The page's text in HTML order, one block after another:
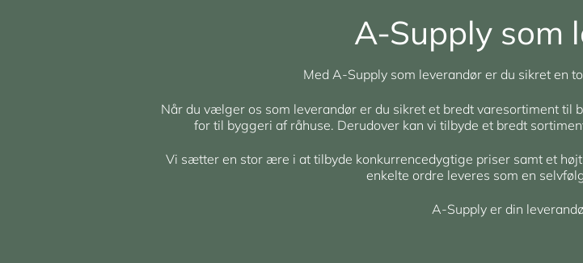
A-Supply som
Med A-Supply som leverandør er du sikret en
Når du vælger os som leverandør er du sikret et bredt varesortiment til
for til byggeri af råhuse. Derudover kan vi tilbyde et bredt
Vi sætter en stor ære i at tilbyde konkurrencedygtige priser samt et
enkelte ordre leveres som en
A-Supply er din